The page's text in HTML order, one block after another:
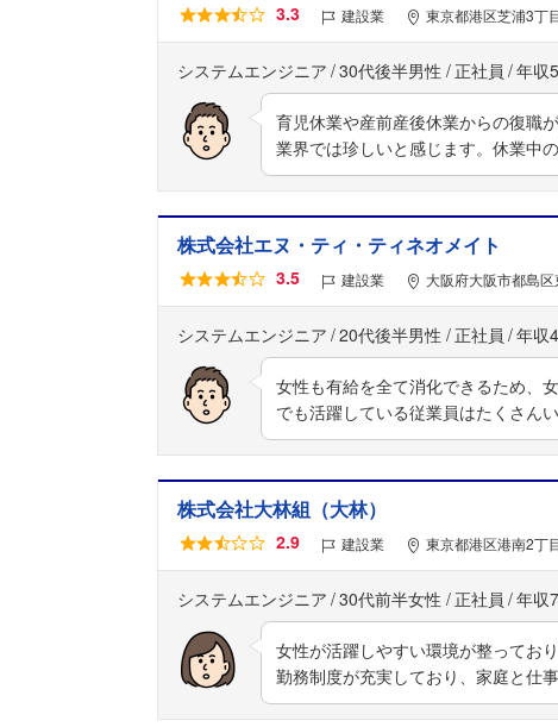
3.3 建設業 東京都港区芝浦3丁
システムエンジニア 30代後半男性 正社員 年収
育児休業や産前産後休業からの復職
業界では珍しいと感じます。休業中
株式会社エヌ・ティ・ティネオメイト
3.5 建設業 大阪府大阪市都島
システムエンジニア 20代後半男性 正社員 年収
女性も有給を全て消化できるため、
でも活躍している従業員はたくさん
株式会社大林組（大林）
2.9 建設業 東京都港区港南2丁
システムエンジニア 30代前半女性 正社員 年収
女性が活躍しやすい環境が整ってお
勤務制度が充実しており、家庭と仕